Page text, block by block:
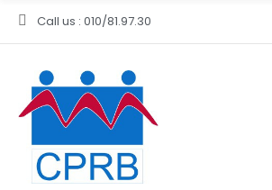
Call us : 010/81.97.30